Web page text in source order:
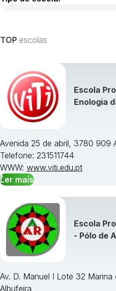
Visualizar todos os cursos »
TOP escolas
Escola
Enologia
Avenida 25 de abril, 3780 909
Telefone: 231511744
WWW: www.viti.edu.pt
Ler mais
Escola
- Pólo de
Av. D. Manuel I Lote 32
Albufeira